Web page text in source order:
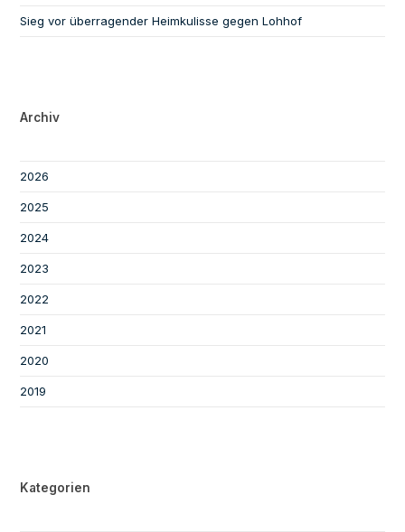
Sieg vor überragender Heimkulisse gegen Lohhof
Archiv
2026
2025
2024
2023
2022
2021
2020
2019
Kategorien